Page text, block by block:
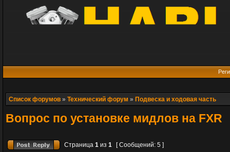
Список форумов » Технический форум » Подвеска и ходовая часть
Вопрос по установке мидлов на FXR
Страница 1 из 1
[ Сообщений: 5 ]